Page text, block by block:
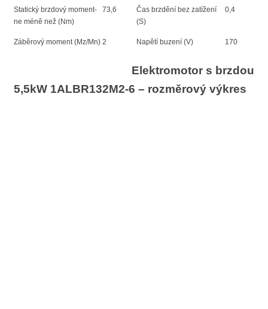
Statický brzdový moment-
ne méně než (Nm)
73,6
Záběrový moment (Mz/Mn) 2
Čas brzdění bez zatížení
(S)
0,4
Napětí buzení (V) 170
Elektromotor s brzdou
5,5kW 1ALBR132M2-6 – rozměrový výkres